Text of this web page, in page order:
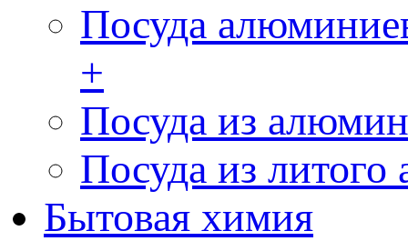
Посуда
+
Посуда из
Посуда из
Бытовая химия